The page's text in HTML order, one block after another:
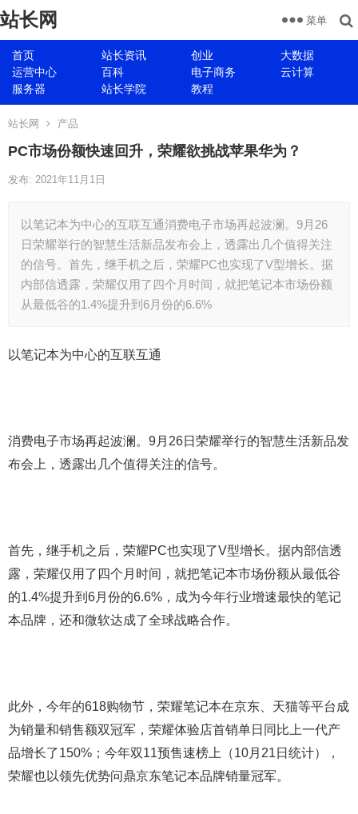
站长网
首页 站长资讯 创业
大数据
运营中心
百科 电子商务
云计算
服务器
站长学院 教程
菜单
站长网 产品
PC市场份额快速回升，荣耀欲挑战苹果华为？
发布: 2021年11月1日
以笔记本为中心的互联互通消费电子市场再起波澜。9月26
日荣耀举行的智慧生活新品发布会上，透露出几个值得关注
的信号。首先，继手机之后，荣耀PC也实现了V型增长。据
内部信透露，荣耀仅用了四个月时间，就把笔记本市场份额
从最低谷的1.4%提升到6月份的6.6%
以笔记本为中心的互联互通
消费电子市场再起波澜。9月26日荣耀举行的智慧生活新品发
布会上，透露出几个值得关注的信号。
首先，继手机之后，荣耀PC也实现了V型增长。据内部信透
露，荣耀仅用了四个月时间，就把笔记本市场份额从最低谷
的1.4%提升到6月份的6.6%，成为今年行业增速最快的笔记
本品牌，还和微软达成了全球战略合作。
此外，今年的618购物节，荣耀笔记本在京东、天猫等平台成
为销量和销售额双冠军，荣耀体验店首销单日同比上一代产
品增长了150%；今年双11预售速榜上（10月21日统计），
荣耀也以领先优势问鼎京东笔记本品牌销量冠军。